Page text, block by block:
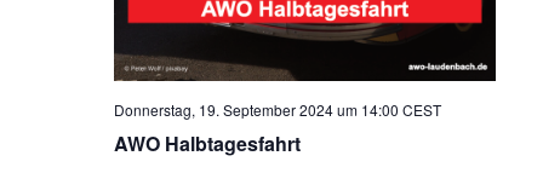
AWO Halbtagesfahrt
Donnerstag, 19. September 2024 um 14:00 CEST